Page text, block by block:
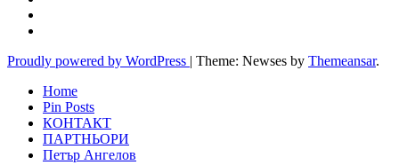
Proudly powered by WordPress | Theme: Newses by Themeansar.
Home
Pin Posts
КОНТАКТ
ПАРТНЬОРИ
Петър Ангелов